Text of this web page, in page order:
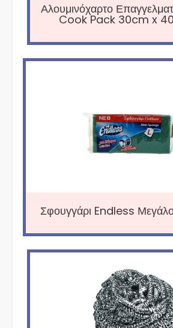
Αλουμινόχαρτο
Cook Pack 30cm x
Σφουγγάρι Endless